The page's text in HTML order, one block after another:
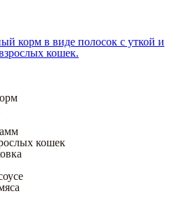
корм в виде полосок с уткой и
кошек.
кошек